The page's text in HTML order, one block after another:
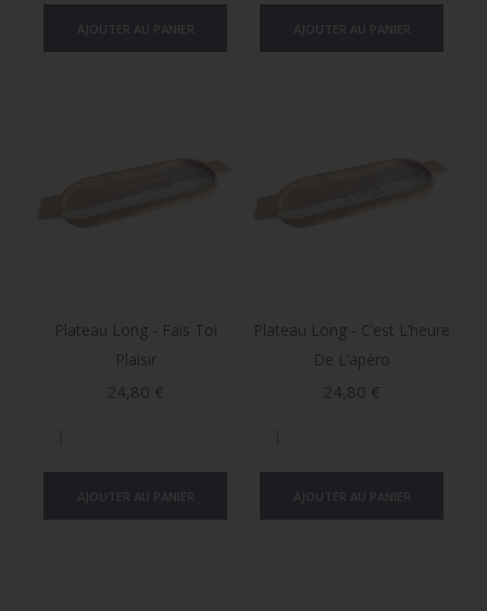
Plateau Long - Fais Toi
Plaisir
Prix
24,80 €
Plateau Long - C’est L’heure
De L’apéro
Prix
24,80 €